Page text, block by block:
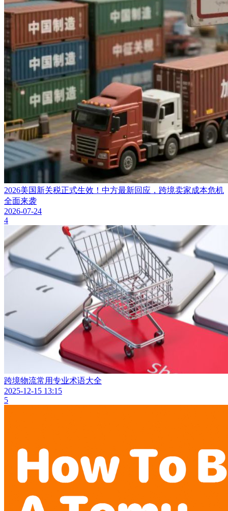
2026美国新关税正式生效！中方最新回应，跨境卖家成本危机
全面来袭
2026-07-24
4
跨境物流常用专业术语大全
2025-12-15 13:15
5